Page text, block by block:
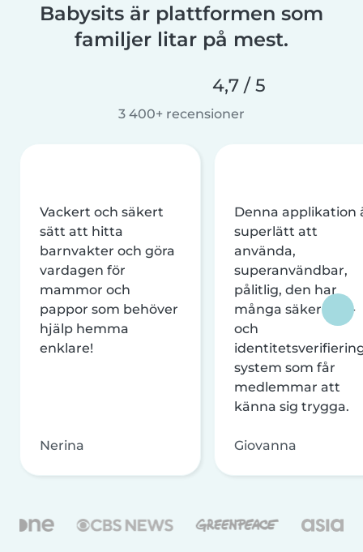
Babysits är plattformen som
familjer litar på mest.
4,7 / 5
3 400+ recensioner
Vackert och säkert
sätt att hitta
barnvakter och göra
vardagen för
mammor och
pappor som behöver
hjälp hemma
enklare!
Nerina
Denna applikation
superlätt att
använda,
superanvändbar,
pålitlig, den har
många säkerhets-
och
system som får
medlemmar att
känna sig trygga.
Giovanna